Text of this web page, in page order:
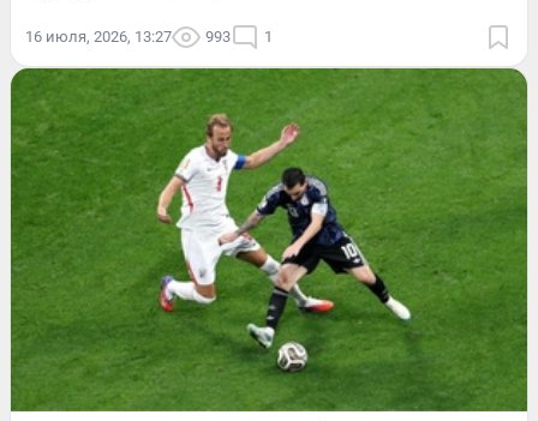
16 июля, 2026, 13:27 993 1